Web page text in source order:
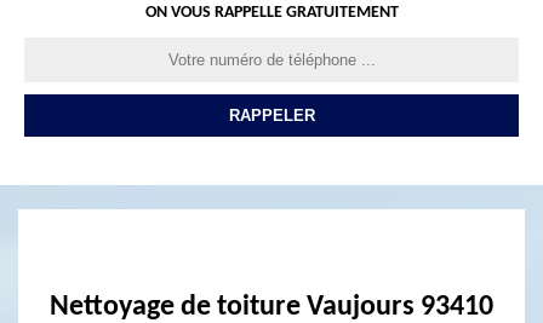
ON VOUS RAPPELLE GRATUITEMENT
Nettoyage de toiture Vaujours 93410